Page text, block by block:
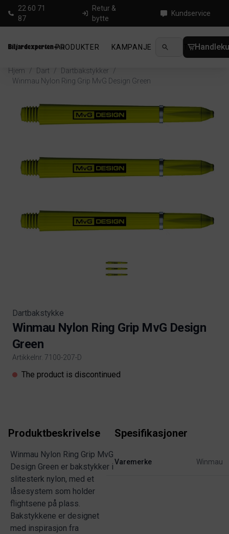
22 60 71
87
Retur &
bytte
Kundservice
PRODUKTER KAMPANJE NYHETER
Hjem / Dart / Dartbakstykker
/
Winmau Nylon Ring Grip MvG Design Green
Dartbakstykke
Winmau Nylon Ring Grip MvG Design
Green
Artikkelnr. 7100-207-D
Product information
The product is discontinued
Produktbeskrivelse
Winmau Nylon Ring Grip MvG
Design Green er bakstykker i
slitesterk nylon, med et
låsesystem som holder
flightsene på plass.
Bakstykkene er designet
med inspirasjon fra
Spesifikasjoner
Varemerke Winmau